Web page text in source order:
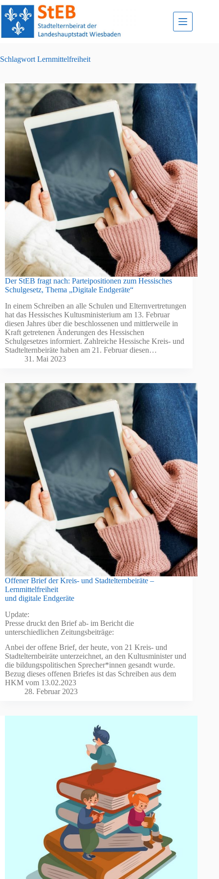
Zum
Inhalt
springen
Schlagwort Lernmittelfreiheit
Der StEB fragt nach: Parteipositionen zum Hessisches
Schulgesetz, Thema „Digitale Endgeräte“
In einem Schreiben an alle Schulen und Elternvertretungen
hat das Hessisches Kultusministerium am 13. Februar
diesen Jahres über die beschlossenen und mittlerweile in
Kraft getretenen Änderungen des Hessischen
Schulgesetzes informiert. Zahlreiche Hessische Kreis- und
Stadtelternbeiräte haben am 21. Februar diesen…
31. Mai 2023
Offener Brief der Kreis- und Stadtelternbeiräte –
Lernmittelfreiheit
und digitale Endgeräte
Update:
Presse druckt den Brief ab- im Bericht die
unterschiedlichen Zeitungsbeiträge:
Anbei der offene Brief, der heute, von 21 Kreis- und
Stadtelternbeiräte unterzeichnet, an den Kultusminister und
die bildungspolitischen Sprecher*innen gesandt wurde.
Bezug dieses offenen Briefes ist das Schreiben aus dem
HKM vom 13.02.2023
28. Februar 2023